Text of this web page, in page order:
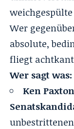
Wer
absolute,
fliegt
Wer sagt was:
Ken